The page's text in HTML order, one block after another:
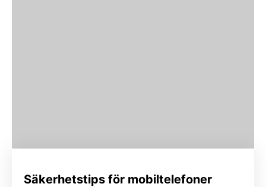
Säkerhetstips för mobiltelefoner